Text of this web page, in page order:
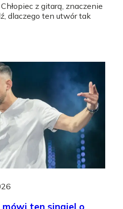
z gitarą, znaczenie
dlaczego ten utwór tak
mówi ten singiel o